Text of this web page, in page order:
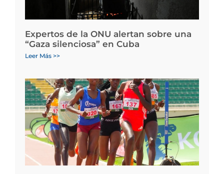
Expertos de la ONU alertan sobre una
“Gaza silenciosa” en Cuba
Leer Más >>